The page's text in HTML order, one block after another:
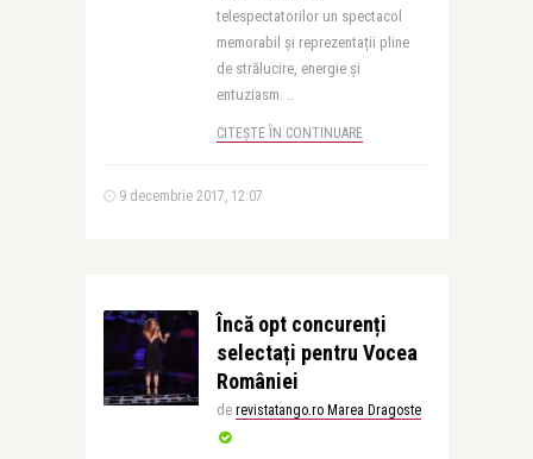
telespectatorilor un spectacol
memorabil și reprezentații pline
de strălucire, energie și
entuziasm. ..
CITEȘTE ÎN CONTINUARE
9 decembrie 2017, 12:07
Încă opt concurenți
selectați pentru Vocea
României
de revistatango.ro Marea Dragoste